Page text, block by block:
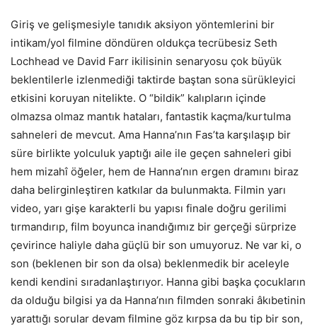
Giriş ve gelişmesiyle tanıdık aksiyon yöntemlerini bir
intikam/yol filmine döndüren oldukça tecrübesiz Seth
Lochhead ve David Farr ikilisinin senaryosu çok büyük
beklentilerle izlenmediği taktirde baştan sona sürükleyici
etkisini koruyan nitelikte. O “bildik” kalıpların içinde
olmazsa olmaz mantık hataları, fantastik kaçma/kurtulma
sahneleri de mevcut. Ama Hanna’nın Fas’ta karşılaşıp bir
süre birlikte yolculuk yaptığı aile ile geçen sahneleri gibi
hem mizahî öğeler, hem de Hanna’nın ergen dramını biraz
daha belirginleştiren katkılar da bulunmakta. Filmin yarı
video, yarı gişe karakterli bu yapısı finale doğru gerilimi
tırmandırıp, film boyunca inandığımız bir gerçeği sürprize
çevirince haliyle daha güçlü bir son umuyoruz. Ne var ki, o
son (beklenen bir son da olsa) beklenmedik bir aceleyle
kendi kendini sıradanlaştırıyor. Hanna gibi başka çocukların
da olduğu bilgisi ya da Hanna’nın filmden sonraki âkıbetinin
yarattığı sorular devam filmine göz kırpsa da bu tip bir son,